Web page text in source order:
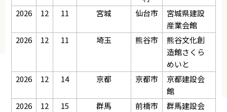
2026 12 11 宮城 仙台市
宮城県建設
産業会館
2026
12 11 埼玉 熊谷市
熊谷文化創
造館さくら
めいと
2026
12 14 京都 京都市
京都建設会
館
2026
12 15 群馬 前橋市
群馬建設会